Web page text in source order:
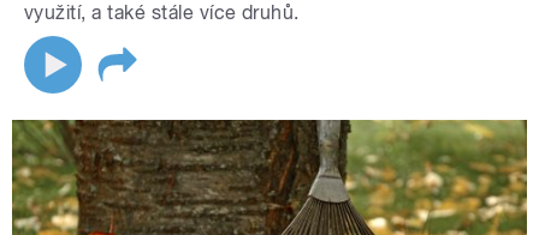
využití, a také stále více druhů.